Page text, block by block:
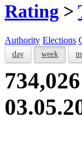
Rating >
Authority Elections
day week
734,026